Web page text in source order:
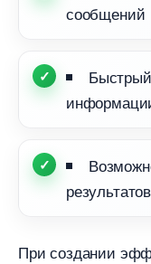
сообщений
При создании